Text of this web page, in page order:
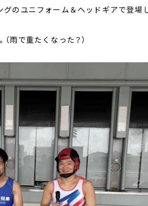
グのユニフォーム＆ヘッドギアで登場
雨で重たくなった？）